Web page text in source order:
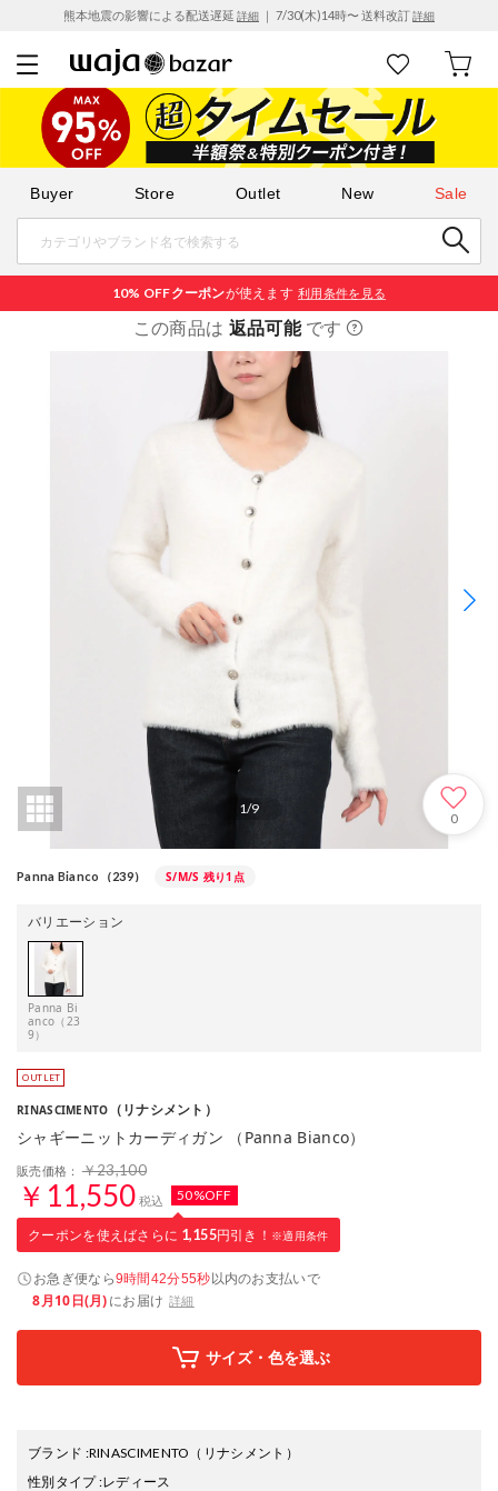
熊本地震の影響による配送遅延 詳細 ｜ 7/30(木)14時〜 送料改訂詳細
Buyer Store Outlet New Sale
10% OFFクーポンが使えます 利用条件を見る
この商品は 返品可能です
1/9
0
Panna Bianco（239） S/M/S 残り1点
バリエーション
Panna Bi
anco（23
9）
RINASCIMENTO （リナシメント）
シャギーニットカーディガン （Panna Bianco）
販売価格： ￥23,100
￥11,550 税込 50%OFF
クーポンを使えばさらに 1,155円引き！ ※適用条件
お急ぎ便なら9時間42分54秒以内のお支払いで
8月10日(月)にお届け 詳細
サイズ・色を選ぶ
ブランド :RINASCIMENTO （リナシメント）
性別タイプ:レディース